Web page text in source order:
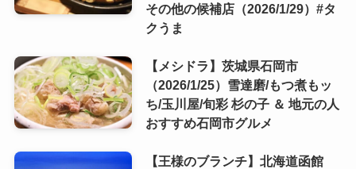
その他の候補店（2026/1/29）#タ
クうま
【メシドラ】茨城県石岡市
（2026/1/25）雪達磨/もつ煮もッ
ち/玉川屋/旬彩 杉の子 ＆ 地元の人
おすすめ石岡市グルメ
【王様のブランチ】北海道函館